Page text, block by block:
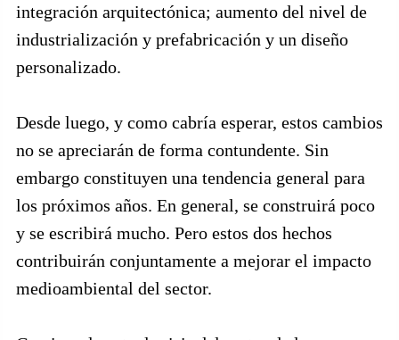
integración arquitectónica; aumento del nivel de
industrialización y prefabricación y un diseño
personalizado.
Desde luego, y como cabría esperar, estos cambios
no se apreciarán de forma contundente. Sin
embargo constituyen una tendencia general para
los próximos años. En general, se construirá poco
y se escribirá mucho. Pero estos dos hechos
contribuirán conjuntamente a mejorar el impacto
medioambiental del sector.